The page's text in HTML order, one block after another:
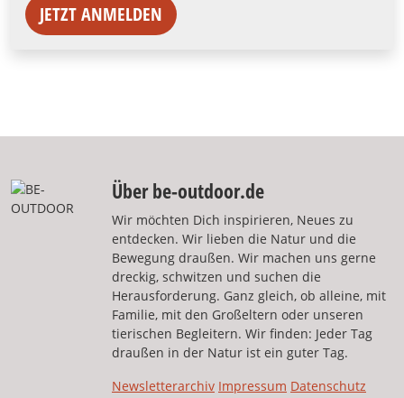
JETZT ANMELDEN
Über be-outdoor.de
Wir möchten Dich inspirieren, Neues zu
entdecken. Wir lieben die Natur und die
Bewegung draußen. Wir machen uns gerne
dreckig, schwitzen und suchen die
Herausforderung. Ganz gleich, ob alleine, mit
Familie, mit den Großeltern oder unseren
tierischen Begleitern. Wir finden: Jeder Tag
draußen in der Natur ist ein guter Tag.
Newsletterarchiv Impressum Datenschutz